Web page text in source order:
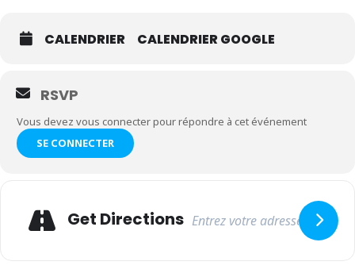
CALENDRIER CALENDRIER GOOGLE
RSVP
Vous devez vous connecter pour répondre à cet événement
SE CONNECTER
Get Directions